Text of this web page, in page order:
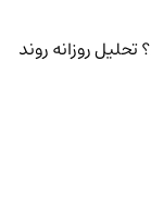
تحلیل روزانه روند